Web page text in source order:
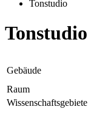
Tonstudio
Tonstudio
Gebäude
Raum
Wissenschaftsgebiete